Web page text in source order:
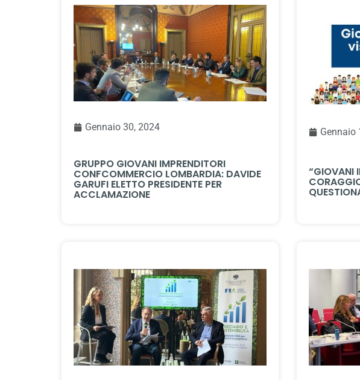
Gennaio 30, 2024
GRUPPO GIOVANI IMPRENDITORI
CONFCOMMERCIO LOMBARDIA: DAVIDE
GARUFI ELETTO PRESIDENTE PER
ACCLAMAZIONE
Gennaio
“GIOVANI